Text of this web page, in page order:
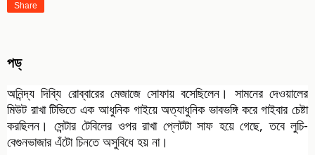
Share
পড্‌
অনিন্দ্য দিব্যি রোব্বারের মেজাজে সোফায় বসেছিলেন। সামনের দেওয়ালের
মিউট রাখা টিভিতে এক আধুনিক গাইয়ে অত্যাধুনিক ভাবভঙ্গি করে গাইবার চেষ্টা
করছিলন। সেন্টার টেবিলের ওপর রাখা প্লেটটা সাফ হয়ে গেছে, তবে লুচি-
বেগুনভাজার এঁটো চিনতে অসুবিধে হয় না।